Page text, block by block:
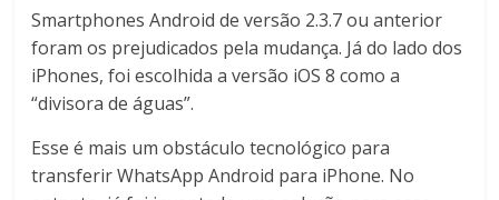
Smartphones Android de versão 2.3.7 ou anterior
foram os prejudicados pela mudança. Já do lado dos
iPhones, foi escolhida a versão iOS 8 como a
“divisora de águas”.
Esse é mais um obstáculo tecnológico para
transferir WhatsApp Android para iPhone. No